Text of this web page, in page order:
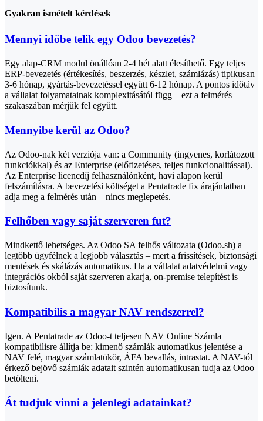
Gyakran ismételt kérdések
Mennyi időbe telik egy Odoo bevezetés?
Egy alap-CRM modul önállóan 2-4 hét alatt élesíthető. Egy teljes
ERP-bevezetés (értékesítés, beszerzés, készlet, számlázás) tipikusan
3-6 hónap, gyártás-bevezetéssel együtt 6-12 hónap. A pontos időtáv
a vállalat folyamatainak komplexitásától függ – ezt a felmérés
szakaszában mérjük fel együtt.
Mennyibe kerül az Odoo?
Az Odoo-nak két verziója van: a Community (ingyenes, korlátozott
funkciókkal) és az Enterprise (előfizetéses, teljes funkcionalitással).
Az Enterprise licencdíj felhasználónként, havi alapon kerül
felszámításra. A bevezetési költséget a Pentatrade fix árajánlatban
adja meg a felmérés után – nincs meglepetés.
Felhőben vagy saját szerveren fut?
Mindkettő lehetséges. Az Odoo SA felhős változata (Odoo.sh) a
legtöbb ügyfélnek a legjobb választás – mert a frissítések, biztonsági
mentések és skálázás automatikus. Ha a vállalat adatvédelmi vagy
integrációs okból saját szerveren akarja, on-premise telepítést is
biztosítunk.
Kompatibilis a magyar NAV rendszerrel?
Igen. A Pentatrade az Odoo-t teljesen NAV Online Számla
kompatibilisre állítja be: kimenő számlák automatikus jelentése a
NAV felé, magyar számlatükör, ÁFA bevallás, intrastat. A NAV-tól
érkező bejövő számlák adatait szintén automatikusan tudja az Odoo
betölteni.
Át tudjuk vinni a jelenlegi adatainkat?